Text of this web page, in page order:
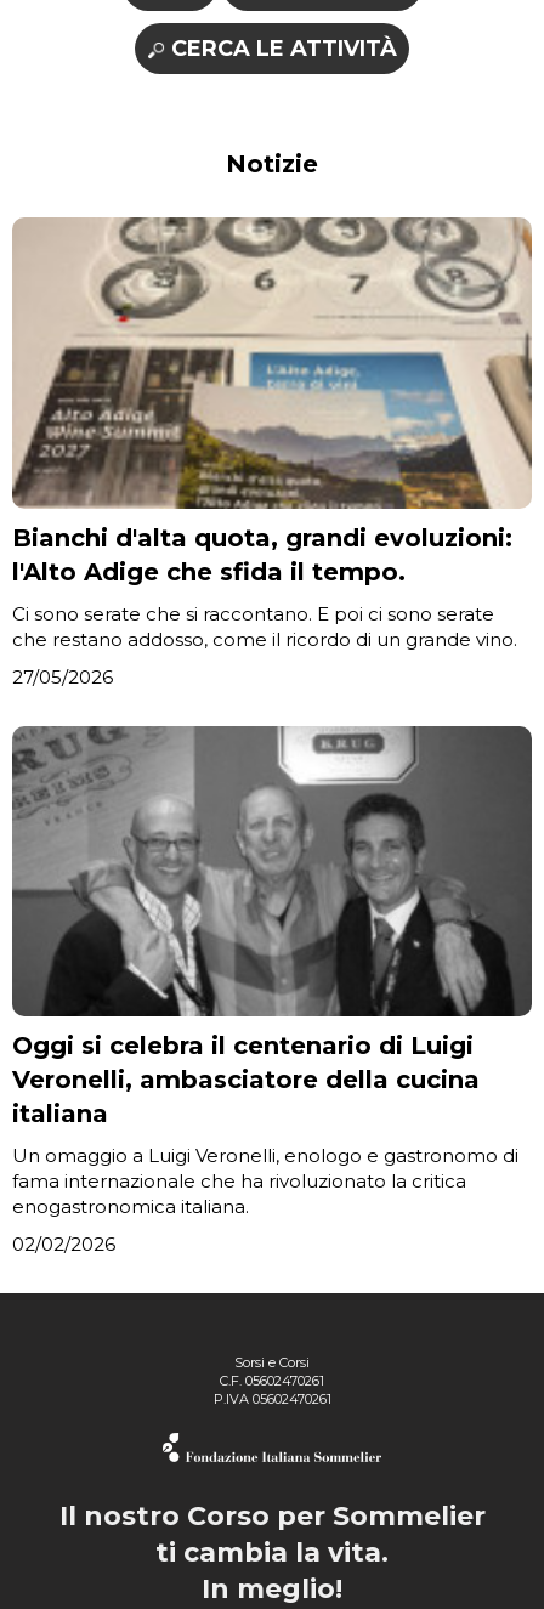
CERCA LE ATTIVITÀ
Notizie
Bianchi d'alta quota, grandi evoluzioni:
l'Alto Adige che sfida il tempo.
Ci sono serate che si raccontano. E poi ci sono serate
che restano addosso, come il ricordo di un grande vino.
27/05/2026
Oggi si celebra il centenario di Luigi
Veronelli, ambasciatore della cucina
italiana
Un omaggio a Luigi Veronelli, enologo e gastronomo di
fama internazionale che ha rivoluzionato la critica
enogastronomica italiana.
02/02/2026
Sorsi e Corsi
C.F. 05602470261
P.IVA 05602470261
Il nostro Corso per Sommelier
ti cambia la vita.
In meglio!